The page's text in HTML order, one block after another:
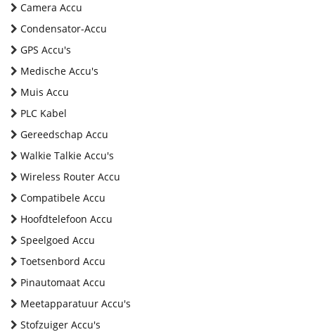
Camera Accu
Condensator-Accu
GPS Accu's
Medische Accu's
Muis Accu
PLC Kabel
Gereedschap Accu
Walkie Talkie Accu's
Wireless Router Accu
Compatibele Accu
Hoofdtelefoon Accu
Speelgoed Accu
Toetsenbord Accu
Pinautomaat Accu
Meetapparatuur Accu's
Stofzuiger Accu's